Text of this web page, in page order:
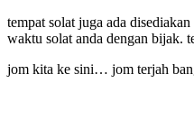
tempat solat juga ada
waktu solat anda dengan bijak.
jom kita ke sini… jom terjah